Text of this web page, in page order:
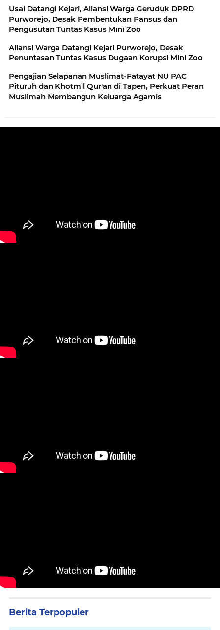
Usai Datangi Kejari, Aliansi Warga Geruduk DPRD
Purworejo, Desak Pembentukan Pansus dan
Pengusutan Tuntas Kasus Mini Zoo
Aliansi Warga Datangi Kejari Purworejo, Desak
Penuntasan Tuntas Kasus Dugaan Korupsi Mini Zoo
Pengajian Selapanan Muslimat-Fatayat NU PAC
Pituruh dan Khotmil Qur'an di Tapen, Perkuat Peran
Muslimah Membangun Keluarga Agamis
Berita Terpopuler